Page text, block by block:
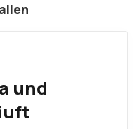
und